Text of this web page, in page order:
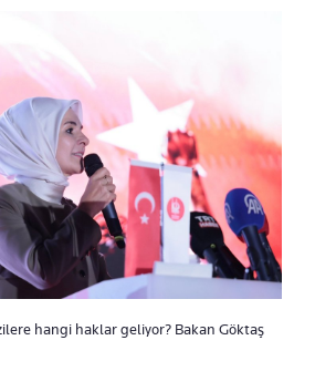
hangi haklar geliyor? Bakan Göktaş